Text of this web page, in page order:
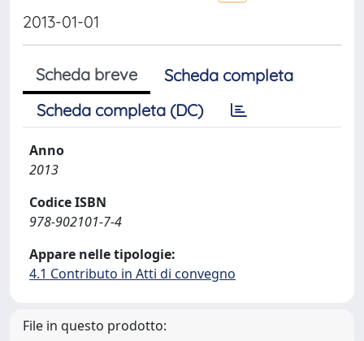
2013-01-01
Scheda breve
Scheda completa
Scheda completa (DC)
Anno
2013
Codice ISBN
978-902101-7-4
Appare nelle tipologie:
4.1 Contributo in Atti di convegno
File in questo prodotto: